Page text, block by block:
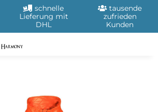
schnelle
Lieferung mit
DHL
tausende
zufrieden
Kunden